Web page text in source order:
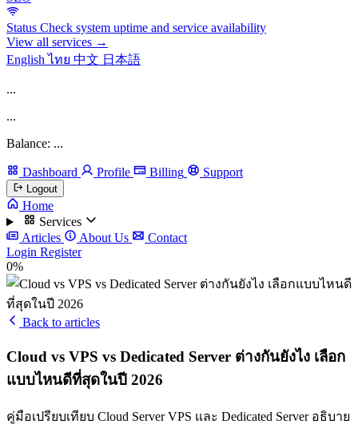
Status Check system uptime and service availability
View all services →
Englishไทย 中文 日本語
...
...
Balance: ...
Dashboard Profile Billing Support
Logout
Home
Services
Articles
About Us
Contact
Login Register
0%
Back to articles
Cloud vs VPS vs Dedicated Server ต่างกันยังไง เลือก
แบบไหนดีที่สุดในปี 2026
คู่มือเปรียบเทียบ Cloud Server VPS และ Dedicated Server อธิบาย